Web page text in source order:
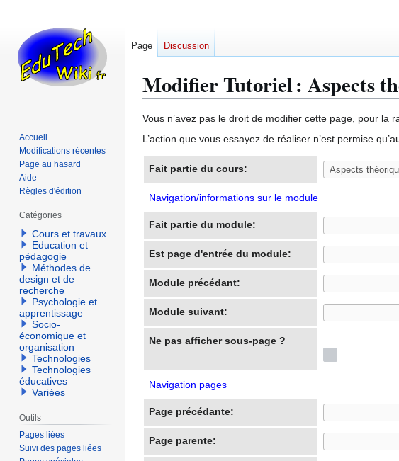
Modifier Tutoriel : Aspects
Aller
à
la
navigation
Aller
à
la
recherche
Vous n’avez pas le droit de modifier cette page, pour la
L’action que vous essayez de réaliser n’est permise
Fait partie du cours:
Navigation/informations sur le module
Fait partie du module:
Est page d'entrée du module:
Module précédant:
Module suivant:
Ne pas afficher sous-page ?
Navigation pages
Page précédante:
Page parente:
Page Discussion
Accueil
Modifications récentes
Page au hasard
Aide
Règles d'édition
Catégories
Cours et travaux
Education et
pédagogie
Méthodes de
design et de
recherche
Psychologie et
apprentissage
Socio-
économique et
organisation
Technologies
Technologies
éducatives
Variées
Outils
Pages liées
Suivi des pages liées